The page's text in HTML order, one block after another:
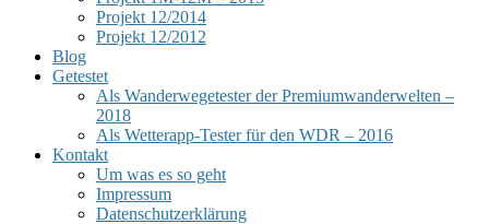
Projekt 12/2014
Projekt 12/2012
Blog
Getestet
Als Wanderwegetester der Premiumwanderwelten –
2018
Als Wetterapp-Tester für den WDR – 2016
Kontakt
Um was es so geht
Impressum
Datenschutzerklärung